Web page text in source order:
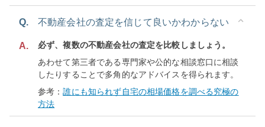
Q. 不動産会社の査定を信じて良いかわからない
A.
必ず、複数の不動産会社の査定を比較しましょう。
あわせて第三者である専門家や公的な相談窓口に相談
したりすることで多角的なアドバイスを得られます。
参考：誰にも知られず自宅の相場価格を調べる究極の
方法